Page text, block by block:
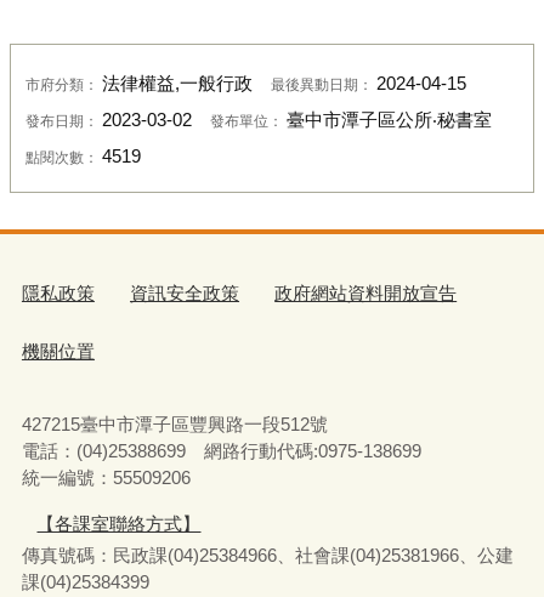
市府分類： 法律權益,一般行政 最後異動日期： 2024-04-15
發布日期： 2023-03-02 發布單位： 臺中市潭子區公所‧秘書室
點閱次數： 4519
隱私政策 資訊安全政策 政府網站資料開放宣告
機關位置
427215臺中市潭子區豐興路一段512號
電話：(04)25388699 網路行動代碼:0975-138699
統一編號：55509206
【各課室聯絡方式】
傳真號碼：民政課(04)25384966、社會課(04)25381966、公建
課(04)25384399